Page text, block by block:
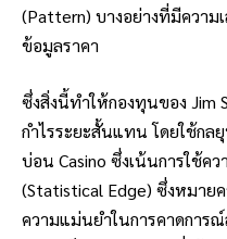
(Pattern) บางอย่างที่มีความ
ข้อมูลราคา
ซึ่งสิ่งนี้ทำให้กองทุนของ Jim
กำไรระยะสั้นแทน โดยใช้กล
บ่อน Casino ซึ่งเน้นการใช้ค
(Statistical Edge) ซึ่งหมาย
ความแม่นยำในการคาดการ